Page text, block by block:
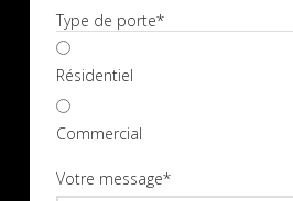
Type de porte*
Résidentiel
Commercial
Votre message*